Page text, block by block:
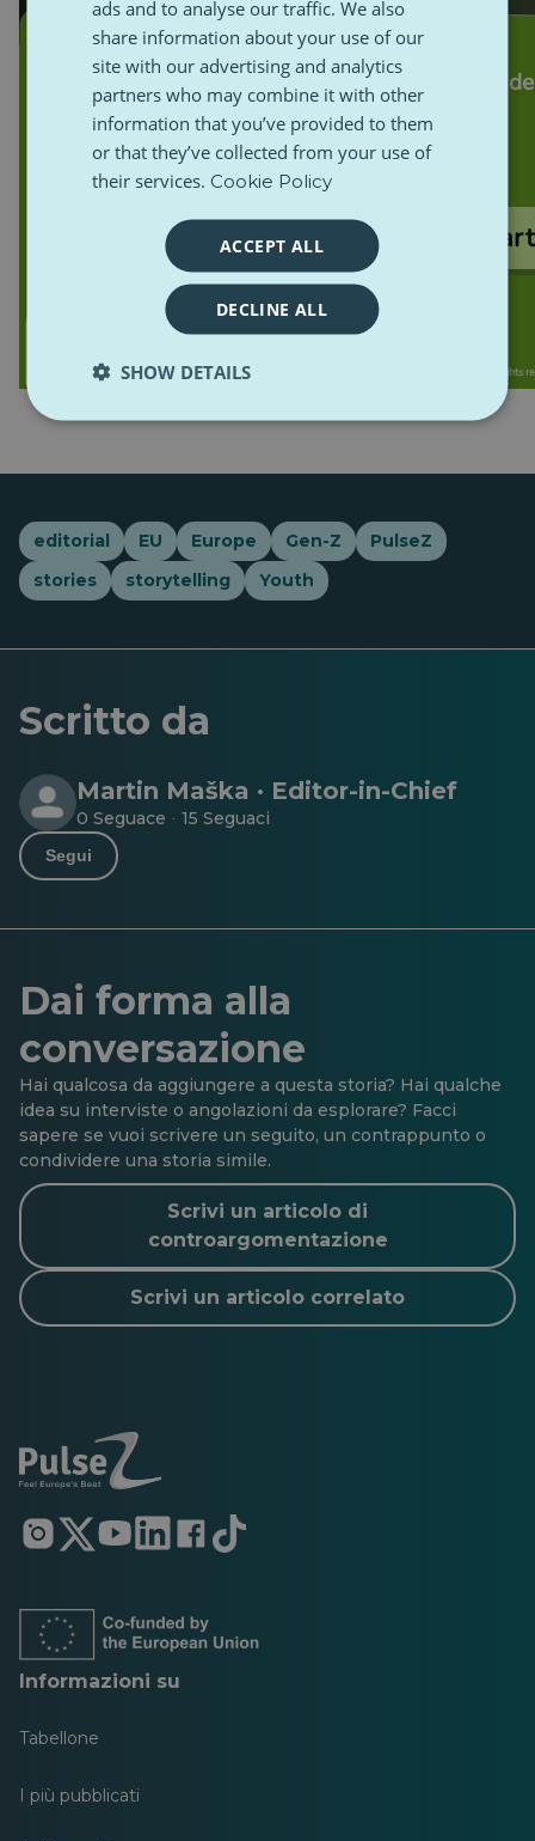
editorial EU Europe Gen-Z
PulseZ
stories
storytelling Youth
Scritto da
Martin Maška · Editor-in-Chief
0 Seguace · 15 Seguaci
Segui
Dai forma alla
conversazione
Hai qualcosa da aggiungere a questa storia? Hai qualche
idea su interviste o angolazioni da esplorare? Facci
sapere se vuoi scrivere un seguito, un contrappunto o
condividere una storia simile.
Scrivi un articolo di
controargomentazione
Scrivi un articolo correlato
Si
apre
nuova
scheda
Si
apre
nuova
scheda
Si
apre
nuova
scheda
Si
apre
nuova
scheda
Si
apre
nuova
scheda
Si
apre
scheda
Informazioni su
Tabellone
I più pubblicati
ads and to analyse our traffic. We also
share information about your use of our
site with our advertising and analytics
partners who may combine it with other
information that you’ve provided to them
or that they’ve collected from your use of
their services. Cookie Policy
ACCEPT ALL
DECLINE ALL
SHOW DETAILS